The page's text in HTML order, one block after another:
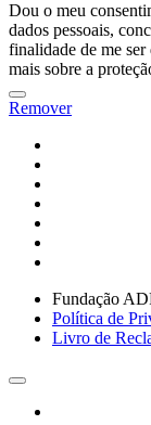
Dou o meu
dados pessoais,
finalidade de me
mais sobre a
Remover
Fundação
Política de
Livro de